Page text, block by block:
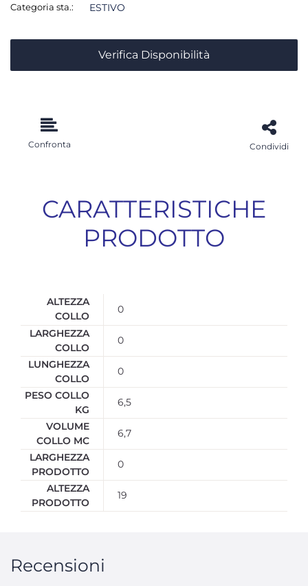
Categoria sta.: ESTIVO
Verifica Disponibilità
Confronta Condividi
CARATTERISTICHE
PRODOTTO
ALTEZZA
COLLO
0
LARGHEZZA
COLLO
0
LUNGHEZZA
COLLO
0
PESO COLLO
KG
6,5
VOLUME
COLLO MC
6,7
LARGHEZZA
PRODOTTO
0
ALTEZZA
PRODOTTO
19
Recensioni